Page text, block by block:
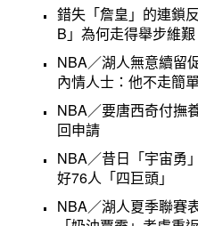
錯失「詹皇」的連鎖
B」為何走得舉步維艱
NBA／湖人無意續留
內情人士：他不走簡
NBA／要唐西奇付撫
回申請
NBA／昔日「宇宙勇
好76人「四巨頭」
NBA／湖人夏季聯賽